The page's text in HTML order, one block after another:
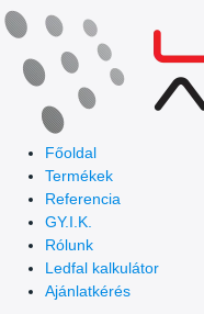
Skip
to
content
Főoldal
Termékek
Referencia
GY.I.K.
Rólunk
Ledfal kalkulátor
Ajánlatkérés